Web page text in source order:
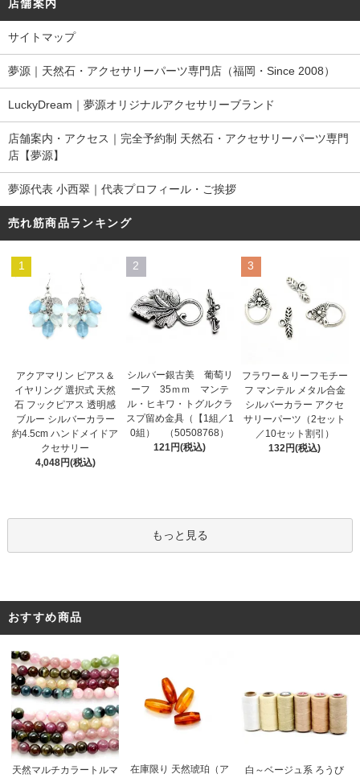
店舗案内
サイトマップ
夢源｜天然石・アクセサリーパーツ専門店（福岡・Since 2008）
LuckyDream｜夢源オリジナルアクセサリーブランド
店舗案内・アクセス｜完全予約制 天然石・アクセサリーパーツ専門
店【夢源】
夢源代表 小西翠｜代表プロフィール・ご挨拶
売れ筋商品ランキング
1
アクアマリン ピアス＆
イヤリング 選択式 天然
石 フックピアス 透明感
ブルー シルバーカラー
約4.5cm ハンドメイドア
クセサリー
4,048円(税込)
2
シルバー銀古美 葡萄リ
ーフ 35ｍｍ マンテ
ル・ヒキワ・トグルクラ
スプ留め金具（【1組／1
0組） （50508768）
121円(税込)
3
フラワー＆リーフモチー
フ マンテル メタル合金
シルバーカラー アクセ
サリーパーツ（2セット
／10セット割引）
132円(税込)
もっと見る
おすすめ商品
天然マルチカラートルマ
在庫限り 天然琥珀（ア
白～ベージュ系 ろうび